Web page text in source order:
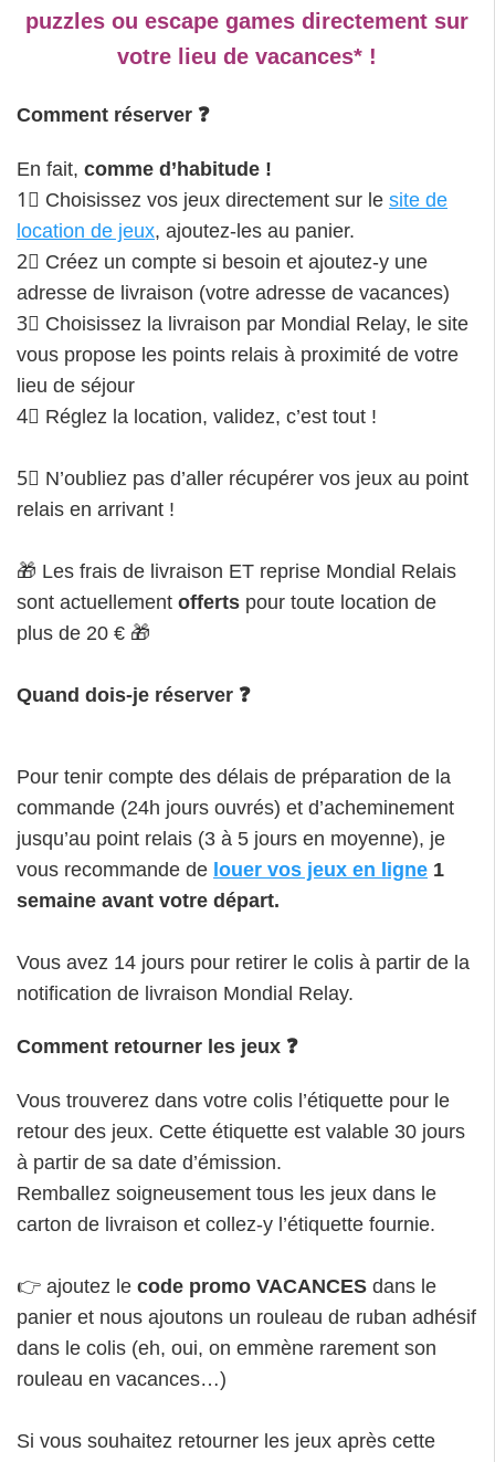
puzzles ou escape games directement sur
votre lieu de vacances* !
Comment réserver ❓
En fait, comme d’habitude !
1⃣ Choisissez vos jeux directement sur le site de
location de jeux, ajoutez-les au panier.
2⃣ Créez un compte si besoin et ajoutez-y une
adresse de livraison (votre adresse de vacances)
3⃣ Choisissez la livraison par Mondial Relay, le site
vous propose les points relais à proximité de votre
lieu de séjour
4⃣ Réglez la location, validez, c’est tout !
5⃣ N’oubliez pas d’aller récupérer vos jeux au point
relais en arrivant !
🎁 Les frais de livraison ET reprise Mondial Relais
sont actuellement offerts pour toute location de
plus de 20 € 🎁
Quand dois-je réserver ❓
Pour tenir compte des délais de préparation de la
commande (24h jours ouvrés) et d’acheminement
jusqu’au point relais (3 à 5 jours en moyenne), je
vous recommande de louer vos jeux en ligne 1
semaine avant votre départ.
Vous avez 14 jours pour retirer le colis à partir de la
notification de livraison Mondial Relay.
Comment retourner les jeux ❓
Vous trouverez dans votre colis l’étiquette pour le
retour des jeux. Cette étiquette est valable 30 jours
à partir de sa date d’émission.
Remballez soigneusement tous les jeux dans le
carton de livraison et collez-y l’étiquette fournie.
👉 ajoutez le code promo VACANCES dans le
panier et nous ajoutons un rouleau de ruban adhésif
dans le colis (eh, oui, on emmène rarement son
rouleau en vacances…)
Si vous souhaitez retourner les jeux après cette